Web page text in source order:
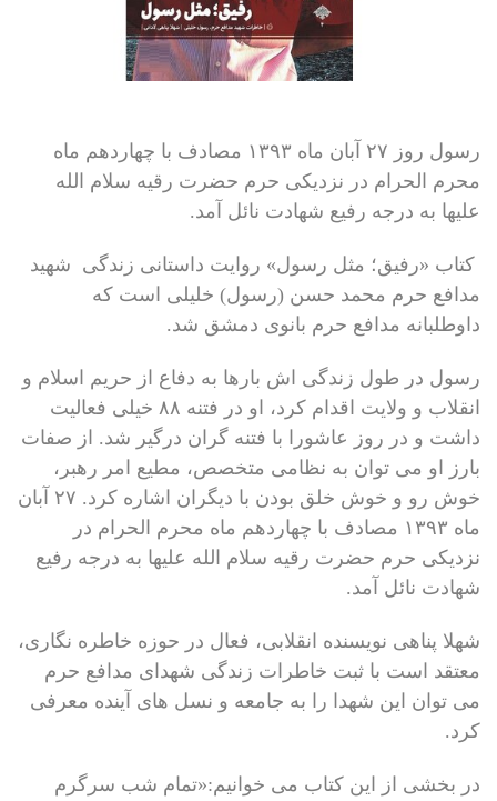
رسول روز ۲۷ آبان ماه ۱۳۹۳ مصادف با چهاردهم ماه
محرم الحرام در نزدیکی حرم حضرت رقیه سلام الله
علیها به درجه رفیع شهادت نائل آمد.
کتاب «رفیق؛ مثل رسول» روایت داستانی زندگی شهید
مدافع حرم محمد حسن (رسول) خلیلی است که
داوطلبانه مدافع حرم بانوی دمشق شد.
رسول در طول زندگی اش بارها به دفاع از حریم اسلام و
انقلاب و ولایت اقدام کرد، او در فتنه ۸۸ خیلی فعالیت
داشت و در روز عاشورا با فتنه گران درگیر شد. از صفات
بارز او می توان به نظامی متخصص، مطیع امر رهبر،
خوش رو و خوش خلق بودن با دیگران اشاره کرد. ۲۷ آبان
ماه ۱۳۹۳ مصادف با چهاردهم ماه محرم الحرام در
نزدیکی حرم حضرت رقیه سلام الله علیها به درجه رفیع
شهادت نائل آمد.
شهلا پناهی نویسنده انقلابی، فعال در حوزه خاطره نگاری،
معتقد است با ثبت خاطرات زندگی شهدای مدافع حرم
می توان این شهدا را به جامعه و نسل های آینده معرفی
کرد.
در بخشی از این کتاب می خوانیم:«تمام شب سرگرم